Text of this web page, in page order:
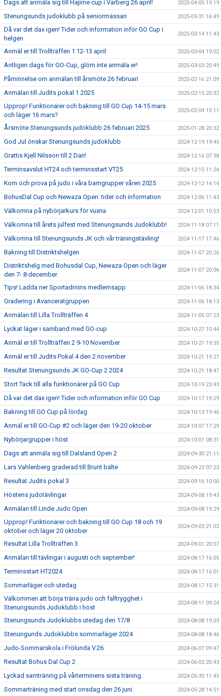
Dags att anmäla sig till Hajime cup i Varberg 26 april! 2025-04-05 19:19
Stenungsunds judoklubb på seniormässan 2025-03-31 16:49
Då var det dax igen! Tider och information inför GO Cup i
helgen
2025-03-14 11:43
Anmäl er till Trollträffen 1 12-13 april 2025-03-04 19:02
Äntligen dags för GO-Cup, glöm inte anmäla er! 2025-03-03 20:49
Påminnelse om anmälan till årsmöte 26 februari 2025-02-16 21:09
Anmälan till Judits pokal 1 2025 2025-02-15 20:32
Upprop! Funktionärer och bakning till GO Cup 14-15 mars
och läger 16 mars?
2025-02-04 15:11
Årsmöte Stenungsunds judoklubb 26 februari 2025 2025-01-28 20:32
God Jul önskar Stenungsunds judoklubb 2024-12-19 19:45
Grattis Kjell Nilsson till 2 Dan! 2024-12-16 07:38
Terminsavslut HT24 och terminsstart VT25 2024-12-15 11:24
Kom och prova på judo i våra barngrupper våren 2025 2024-12-12 14:14
BohusDal Cup och Newaza Open: tider och information 2024-12-06 11:43
Välkomna på nybörjarkurs för vuxna 2024-12-01 10:53
Välkomna till årets julfest med Stenungsunds Judoklubb! 2024-11-18 07:11
Välkomna till Stenungsunds JK och vår träningstävling! 2024-11-17 17:46
Bakning till Distriktshelgen 2024-11-07 20:26
Distriktshelg med Bohusdal Cup, Newaza Open och läger
den 7- 8 december
2024-11-07 20:06
Tips! Ladda ner Sportadmins medlemsapp 2024-11-06 18:34
Gradering i Avanceratgruppen 2024-11-06 18:13
Anmälan till Lilla Trollträffen 4 2024-11-05 07:23
Lyckat läger i samband med GO-cup 2024-10-27 10:44
Anmäl er till Trollträffen 2 9-10 November 2024-10-21 19:35
Anmäl er till Judits Pokal 4 den 2 november 2024-10-21 19:27
Resultat Stenungsunds JK GO-Cup 2 2024 2024-10-21 18:47
Stort Tack till alla funktionärer på GO Cup 2024-10-19 23:43
Då var det dax igen! Tider och information inför GO Cup 2024-10-17 19:29
Bakning till GO Cup på lördag 2024-10-13 19:46
Anmäl er till GO-Cup #2 och läger den 19-20 oktober 2024-10-07 17:29
Nybörjargrupper i höst 2024-10-01 08:31
Dags att anmäla sig till Dalsland Open 2 2024-09-30 21:11
Lars Vahlenberg graderad till Brunt bälte 2024-09-23 07:23
Resultat Judits pokal 3 2024-09-16 10:00
Höstens judotävlingar 2024-09-08 19:43
Anmälan till Linde Judo Open 2024-09-08 19:29
Upprop! Funktionärer och bakning till GO Cup 18 och 19
oktober och läger 20 oktober
2024-09-03 21:02
Resultat Lilla Trollträffen 3 2024-09-01 20:07
Anmälan till tävlingar i augusti och september! 2024-08-17 16:05
Terminsstart HT2024 2024-08-17 16:01
Sommarläger och utedag 2024-08-17 15:31
Välkommen att börja träna judo och falltrygghet i
Stenungsunds Judoklubb i höst
2024-08-11 09:24
Stenungsunds Judoklubbs utedag den 17/8 2024-08-08 19:03
Stenungunds Judoklubbs sommarläger 2024 2024-08-08 18:46
Judo-Sommarskola i Frölunda V.26 2024-06-07 09:47
Resultat Bohus Dal Cup 2 2024-06-02 20:43
Lyckad samträning på vårterminens sista träning. 2024-05-30 11:45
Sommarträning med start onsdag den 26 juni. 2024-05-28 14:51